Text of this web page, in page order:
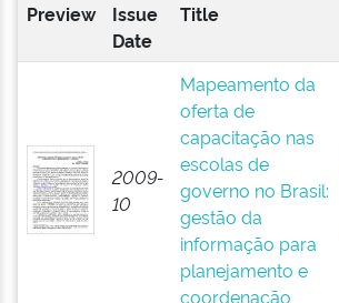
Preview
Issue
Date
Title
2009-
10
Mapeamento da
oferta de
capacitação nas
escolas de
governo no Brasil:
gestão da
informação para
planejamento e
coordenação